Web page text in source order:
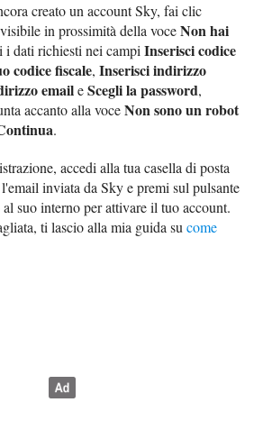
creato un account Sky, fai clic
visibile in prossimità della voceNon hai
i dati richiesti nei campiInserisci codice
codice fiscale,Inserisci indirizzo
emaileScegli la password,
accanto alla voceNon sono un robot
.
accedi alla tua casella di posta
inviata da Sky e premi sul pulsante
suo interno per attivare il tuo account.
ti lascio alla mia guida sucome